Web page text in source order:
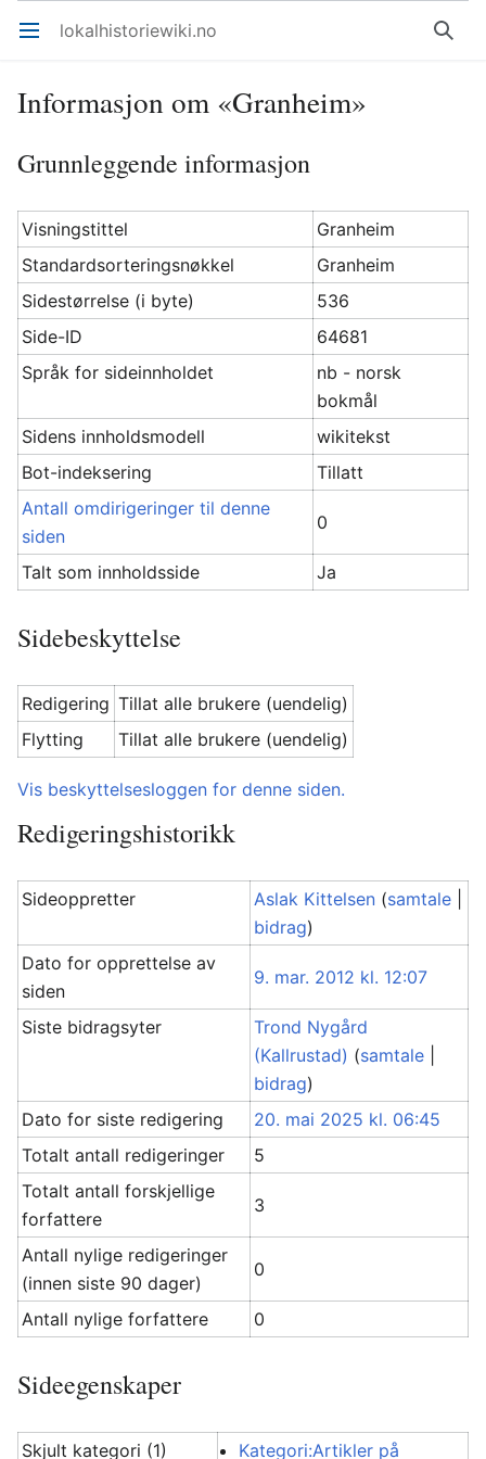
Åpne hovedmenyen lokalhistoriewiki.no Søk
Informasjon om «Granheim»
Grunnleggende informasjon
Visningstittel
Granheim
Standardsorteringsnøkkel
Granheim
Sidestørrelse (i byte)
536
Side-ID
64681
Språk for sideinnholdet
nb - norsk
bokmål
Sidens innholdsmodell
wikitekst
Bot-indeksering
Tillatt
Antall omdirigeringer til denne
siden
0
Talt som innholdsside Ja
Sidebeskyttelse
Redigering Tillat alle brukere (uendelig)
Flytting
Tillat alle brukere (uendelig)
Vis beskyttelsesloggen for denne siden.
Redigeringshistorikk
Sideoppretter Aslak Kittelsen (samtale
bidrag)
Dato for opprettelse av
siden
9. mar. 2012 kl. 12:07
Siste bidragsyter
Trond Nygård
(Kallrustad) (samtale
bidrag)
Dato for siste redigering
20. mai 2025 kl. 06:45
Totalt antall redigeringer
5
Totalt antall forskjellige
forfattere
3
Antall nylige redigeringer
(innen siste 90 dager)
0
Antall nylige forfattere 0
Sideegenskaper
Skjult kategori (1) Kategori:Artikler på